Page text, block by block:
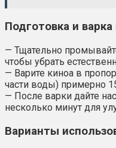
Подготовка и варка
— Тщательно
чтобы убрать
— Варите киноа в
части воды) примерно
— После варки дайте
несколько минут для
Варианты